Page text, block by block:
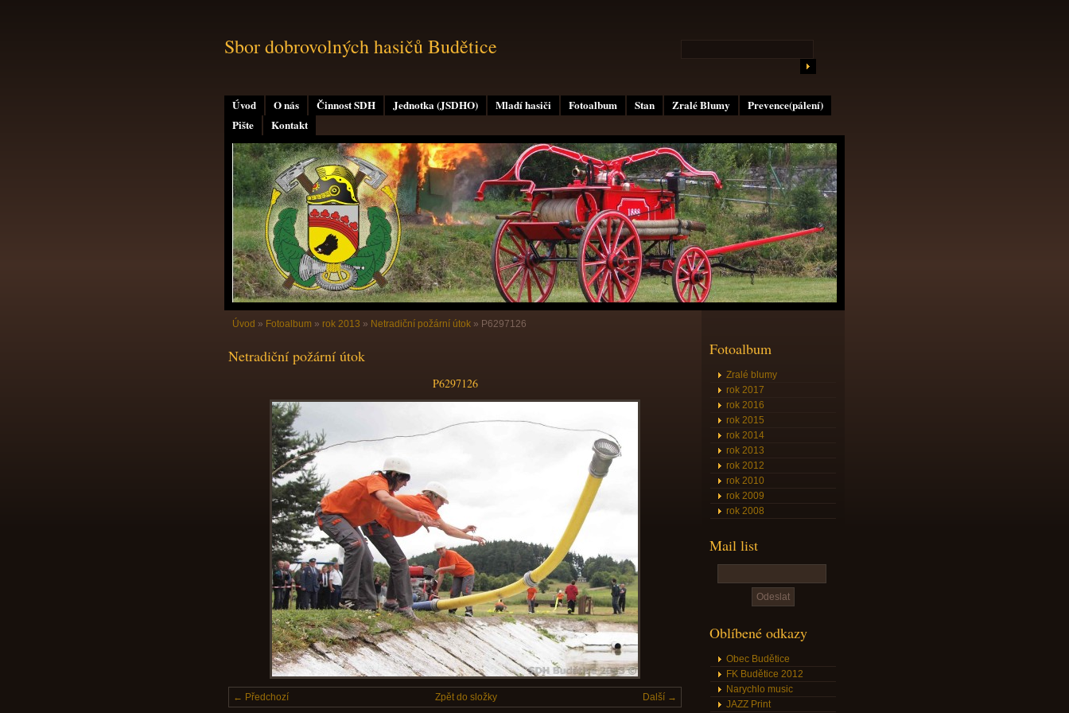
Úvod O nás Činnost SDH Jednotka (JSDHO) Mladí hasiči Fotoalbum Stan Zralé Blumy
Prevence(pálení)
Pište
Kontakt
Sbor dobrovolných hasičů Budětice
Fotoalbum
Zralé blumy
rok 2017
rok 2016
rok 2015
rok 2014
rok 2013
rok 2012
rok 2010
rok 2009
rok 2008
Mail list
Oblíbené odkazy
Obec Budětice
FK Budětice 2012
Narychlo music
JAZZ Print
Úvod » Fotoalbum » rok 2013 » Netradiční požární útok » P6297126
Netradiční požární útok
P6297126
← Předchozí Další →
Zpět do složky